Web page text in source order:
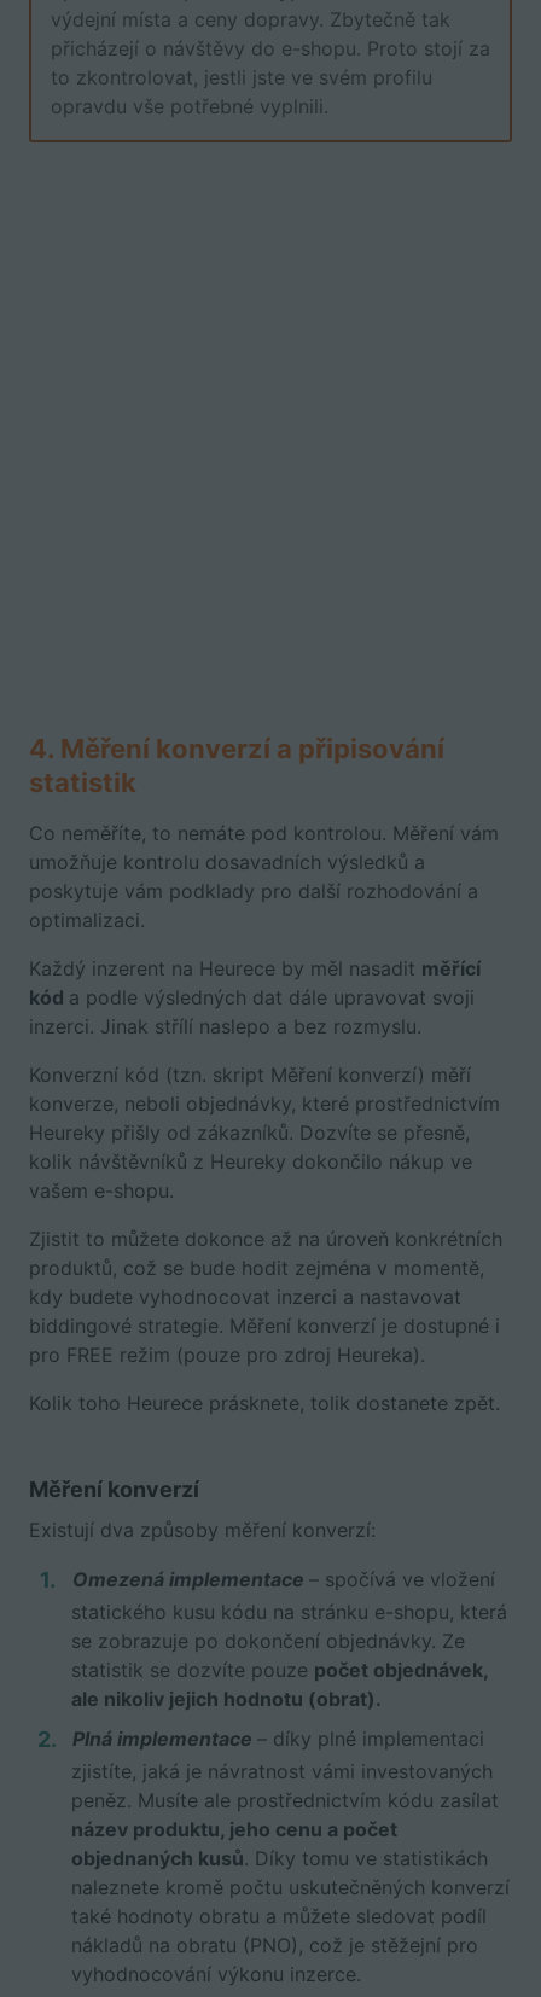
výdejní místa a ceny dopravy. Zbytečně tak
přicházejí o návštěvy do e-shopu. Proto stojí za
to zkontrolovat, jestli jste ve svém profilu
opravdu vše potřebné vyplnili.
4. Měření konverzí a připisování
statistik
Co neměříte, to nemáte pod kontrolou. Měření vám
umožňuje kontrolu dosavadních výsledků a
poskytuje vám podklady pro další rozhodování a
optimalizaci.
Každý inzerent na Heurece by měl nasadit měřící
kód a podle výsledných dat dále upravovat svoji
inzerci. Jinak střílí naslepo a bez rozmyslu.
Konverzní kód (tzn. skript Měření konverzí) měří
konverze, neboli objednávky, které prostřednictvím
Heureky přišly od zákazníků. Dozvíte se přesně,
kolik návštěvníků z Heureky dokončilo nákup ve
vašem e-shopu.
Zjistit to můžete dokonce až na úroveň konkrétních
produktů, což se bude hodit zejména v momentě,
kdy budete vyhodnocovat inzerci a nastavovat
biddingové strategie. Měření konverzí je dostupné i
pro FREE režim (pouze pro zdroj Heureka).
Kolik toho Heurece prásknete, tolik dostanete zpět.
Měření konverzí
Existují dva způsoby měření konverzí:
Omezená implementace – spočívá ve vložení
statického kusu kódu na stránku e-shopu, která
se zobrazuje po dokončení objednávky. Ze
statistik se dozvíte pouze počet objednávek,
ale nikoliv jejich hodnotu (obrat).
Plná implementace – díky plné implementaci
zjistíte, jaká je návratnost vámi investovaných
peněz. Musíte ale prostřednictvím kódu zasílat
název produktu, jeho cenu a počet
objednaných kusů. Díky tomu ve statistikách
naleznete kromě počtu uskutečněných konverzí
také hodnoty obratu a můžete sledovat podíl
nákladů na obratu (PNO), což je stěžejní pro
vyhodnocování výkonu inzerce.